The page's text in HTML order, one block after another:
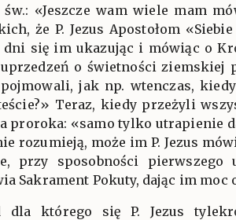
św.: «Jeszcze wam wiele mam
że P. Jezus Apostołom
się im ukazując i mówiąc o
o świetności ziemskiej
jak np. wtenczas,
Teraz, kiedy przeżyli
proroka: «samo tylko utrapienie
rozumieją, może im P. Jezus
przy sposobności
Sakrament Pokuty, dając im
dla którego się P. Jezus